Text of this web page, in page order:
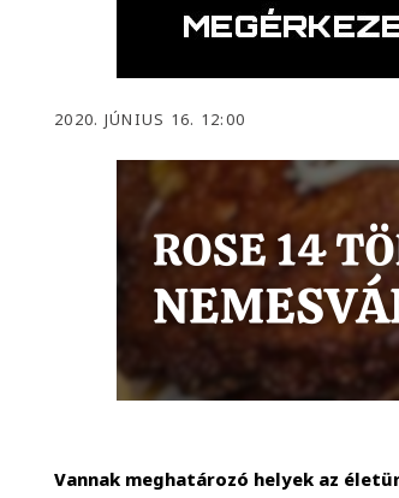
2020. JÚNIUS 16. 12:00
Vannak meghatározó helyek az